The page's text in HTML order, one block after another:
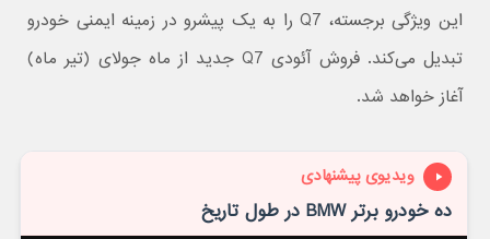
این ویژگی برجسته، Q7 را به یک پیشرو در زمینه ایمنی خودرو
تبدیل می‌کند. فروش آئودی Q7 جدید از ماه جولای (تیر ماه)
آغاز خواهد شد.
ویدیوی پیشنهادی
ده خودرو برتر BMW در طول تاریخ